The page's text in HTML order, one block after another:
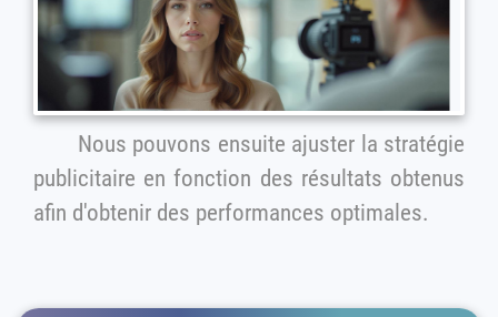
Nous pouvons ensuite ajuster la stratégie
publicitaire en fonction des résultats obtenus
afin d'obtenir des performances optimales.